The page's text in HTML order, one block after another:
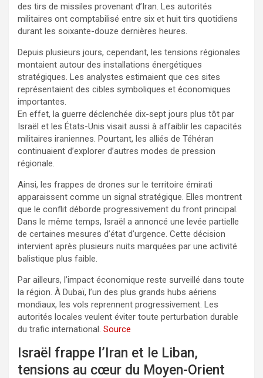
des tirs de missiles provenant d’Iran. Les autorités
militaires ont comptabilisé entre six et huit tirs quotidiens
durant les soixante-douze dernières heures.
Depuis plusieurs jours, cependant, les tensions régionales
montaient autour des installations énergétiques
stratégiques. Les analystes estimaient que ces sites
représentaient des cibles symboliques et économiques
importantes.
En effet, la guerre déclenchée dix-sept jours plus tôt par
Israël et les États-Unis visait aussi à affaiblir les capacités
militaires iraniennes. Pourtant, les alliés de Téhéran
continuaient d’explorer d’autres modes de pression
régionale.
Ainsi, les frappes de drones sur le territoire émirati
apparaissent comme un signal stratégique. Elles montrent
que le conflit déborde progressivement du front principal.
Dans le même temps, Israël a annoncé une levée partielle
de certaines mesures d’état d’urgence. Cette décision
intervient après plusieurs nuits marquées par une activité
balistique plus faible.
Par ailleurs, l’impact économique reste surveillé dans toute
la région. À Dubaï, l’un des plus grands hubs aériens
mondiaux, les vols reprennent progressivement. Les
autorités locales veulent éviter toute perturbation durable
du trafic international. Source
Israël frappe l’Iran et le Liban,
tensions au cœur du Moyen-Orient